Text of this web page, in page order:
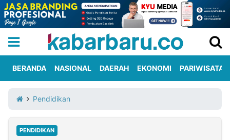
Iklan
Berita
Kami
BERANDA NASIONAL DAERAH EKONOMI PARIWISATA
Pendidikan
PENDIDIKAN